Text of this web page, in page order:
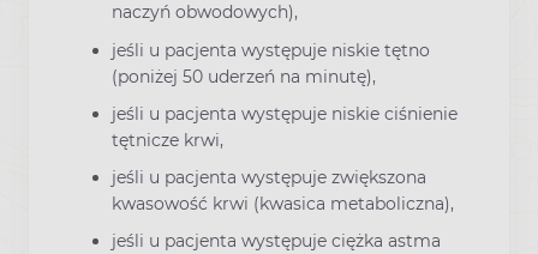
naczyń obwodowych),
jeśli u pacjenta występuje niskie tętno
(poniżej 50 uderzeń na minutę),
jeśli u pacjenta występuje niskie ciśnienie
tętnicze krwi,
jeśli u pacjenta występuje zwiększona
kwasowość krwi (kwasica metaboliczna),
jeśli u pacjenta występuje ciężka astma